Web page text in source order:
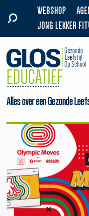
WEBSHOP
JONG LEKKER FIT!
Alles over een Gezonde